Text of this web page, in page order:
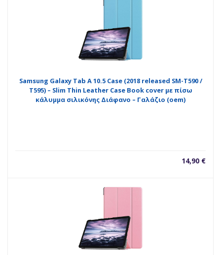
Samsung Galaxy Tab A 10.5 Case (2018 released SM-T590 /
T595) – Slim Thin Leather Case Book cover με πίσω
κάλυμμα σιλικόνης Διάφανο – Γαλάζιο (oem)
14,90 €